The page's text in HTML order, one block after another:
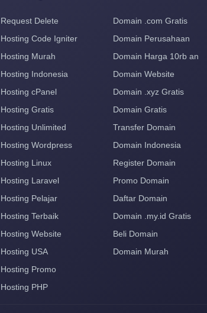
Request Delete
Hosting Code Igniter
Hosting Murah
Hosting Indonesia
Hosting cPanel
Hosting Gratis
Hosting Unlimited
Hosting Wordpress
Hosting Linux
Hosting Laravel
Hosting Pelajar
Hosting Terbaik
Hosting Website
Hosting USA
Hosting Promo
Hosting PHP
Domain .com Gratis
Domain Perusahaan
Domain Harga 10rb an
Domain Website
Domain .xyz Gratis
Domain Gratis
Transfer Domain
Domain Indonesia
Register Domain
Promo Domain
Daftar Domain
Domain .my.id Gratis
Beli Domain
Domain Murah